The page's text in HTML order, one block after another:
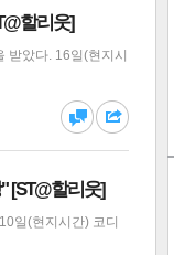
할리웃]
받았다. 16일(현지시
[ST@할리웃]
일(현지시간) 코디